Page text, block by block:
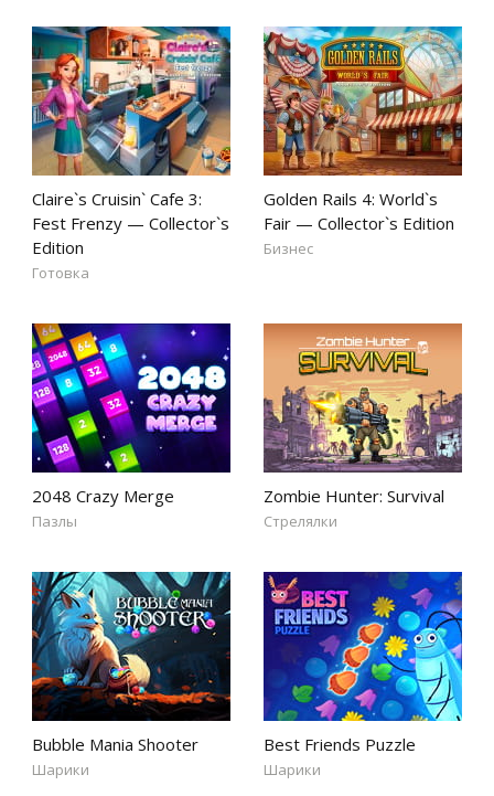
Claire`s Cruisin` Cafe 3:
Fest Frenzy — Collector`s
Edition
Готовка
Golden Rails 4: World`s
Fair — Collector`s Edition
Бизнес
2048 Crazy Merge
Пазлы
Zombie Hunter: Survival
Стрелялки
Bubble Mania Shooter
Шарики
Best Friends Puzzle
Шарики